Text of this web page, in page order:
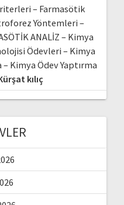
– Farmasötik
Yöntemleri –
ANALİZ – Kimya
Ödevleri – Kimya
Kimya Ödev Yaptırma
kılıç